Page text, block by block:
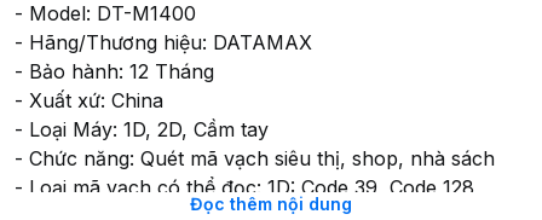
- Model: DT-M1400
- Hãng/Thương hiệu: DATAMAX
- Bảo hành: 12 Tháng
- Xuất xứ: China
- Loại Máy: 1D, 2D, Cầm tay
- Chức năng: Quét mã vạch siêu thị, shop, nhà sách
- Loại mã vạch có thể đọc: 1D: Code 39, Code 128,
Đọc thêm nội dung